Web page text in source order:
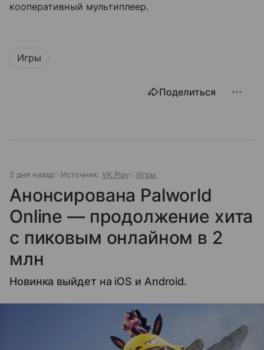
кооперативный мультиплеер.
Игры
Поделиться
2 дня назад Источник: VK Play Игры
Анонсирована Palworld
Online — продолжение хита
с пиковым онлайном в 2
млн
Новинка выйдет на iOS и Android.